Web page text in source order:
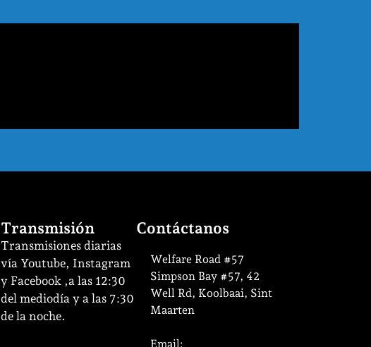
Transmisión
Transmisiones diarias
vía Youtube, Instagram
y Facebook ,a las 12:30
del mediodía y a las 7:30
de la noche.
Contáctanos
Welfare Road #57
Simpson Bay #57, 42
Well Rd, Koolbaai, Sint
Maarten
Email: